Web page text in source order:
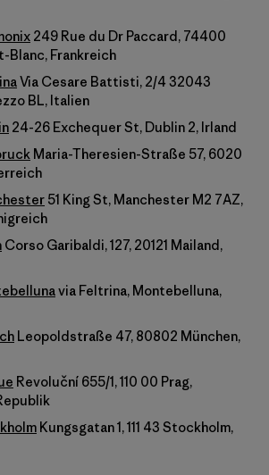
249 Rue du Dr Paccard, 74400
Blanc, Frankreich
Via Cesare Battisti, 2/4 32043
BL, Italien
24-26 Exchequer St, Dublin 2, Irland
Maria-Theresien-Straße 57, 6020
51 King St, Manchester M2 7AZ,
Corso Garibaldi, 127, 20121 Mailand,
via Feltrina, Montebelluna,
Leopoldstraße 47, 80802 München,
Revoluční 655/1, 110 00 Prag,
Kungsgatan 1, 111 43 Stockholm,